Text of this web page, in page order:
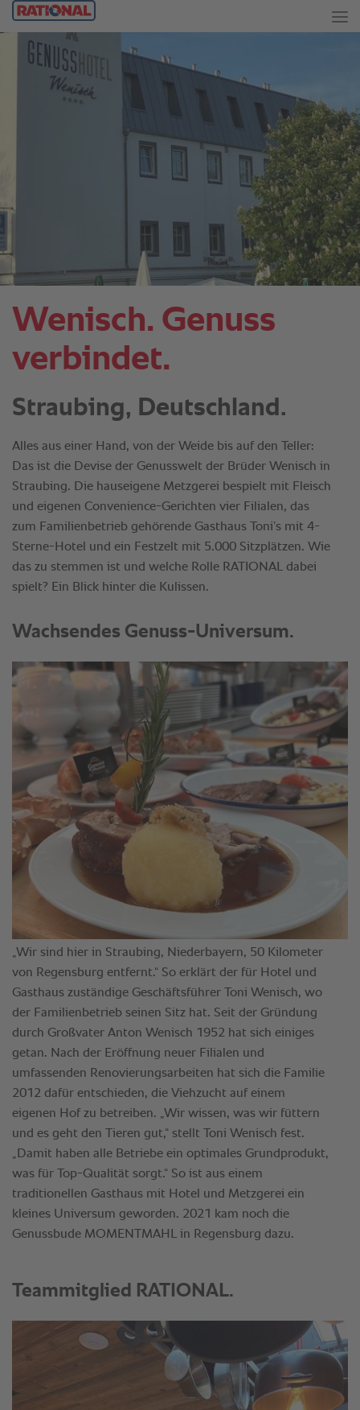
Wenisch. Genuss
verbindet.
Straubing, Deutschland.
Alles aus einer Hand, von der Weide bis auf den Teller:
Das ist die Devise der Genusswelt der Brüder Wenisch in
Straubing. Die hauseigene Metzgerei bespielt mit Fleisch
und eigenen Convenience-Gerichten vier Filialen, das
zum Familienbetrieb gehörende Gasthaus Toni’s mit 4-
Sterne-Hotel und ein Festzelt mit 5.000 Sitzplätzen. Wie
das zu stemmen ist und welche Rolle RATIONAL dabei
spielt? Ein Blick hinter die Kulissen.
Wachsendes Genuss-Universum.
„Wir sind hier in Straubing, Niederbayern, 50 Kilometer
von Regensburg entfernt.“ So erklärt der für Hotel und
Gasthaus zuständige Geschäftsführer Toni Wenisch, wo
der Familienbetrieb seinen Sitz hat. Seit der Gründung
durch Großvater Anton Wenisch 1952 hat sich einiges
getan. Nach der Eröffnung neuer Filialen und
umfassenden Renovierungsarbeiten hat sich die Familie
2012 dafür entschieden, die Viehzucht auf einem
eigenen Hof zu betreiben. „Wir wissen, was wir füttern
und es geht den Tieren gut,“ stellt Toni Wenisch fest.
„Damit haben alle Betriebe ein optimales Grundprodukt,
was für Top-Qualität sorgt.“ So ist aus einem
traditionellen Gasthaus mit Hotel und Metzgerei ein
kleines Universum geworden. 2021 kam noch die
Genussbude MOMENTMAHL in Regensburg dazu.
Teammitglied RATIONAL.